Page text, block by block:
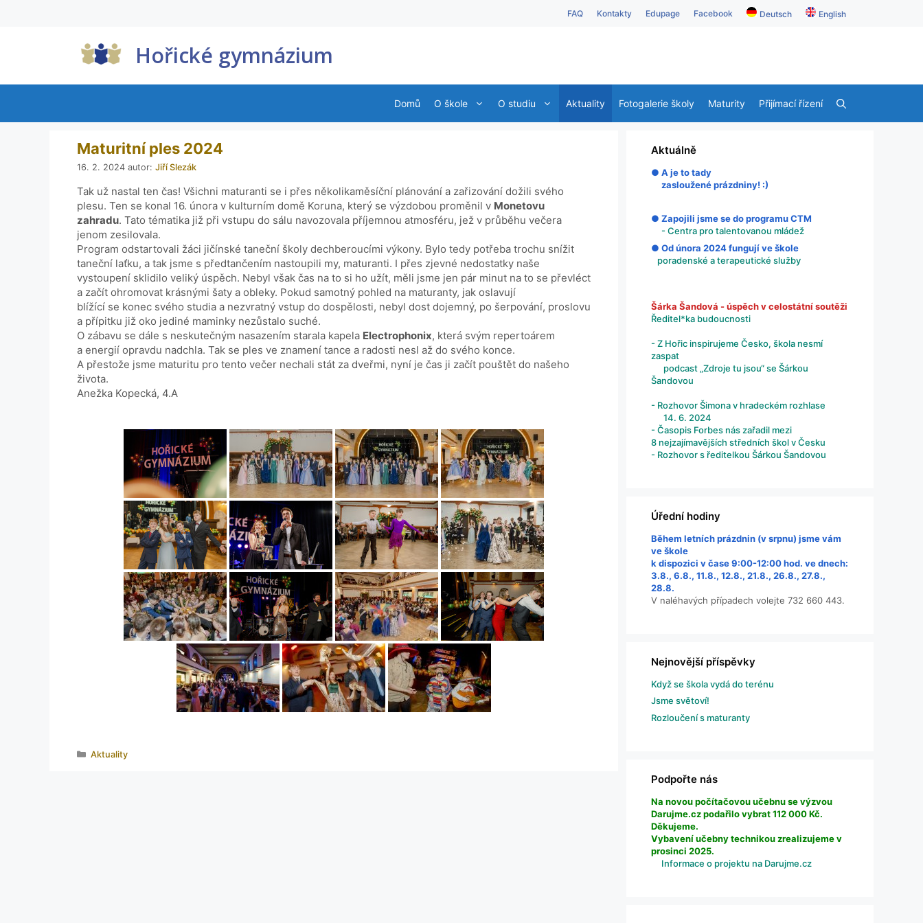
FAQ Kontakty Edupage Facebook Deutsch English
Hořické gymnázium
Domů O škole O studiu Aktuality Fotogalerie školy Maturity Přijímací řízení
Maturitní ples 2024
16. 2. 2024 autor: Jiří Slezák
Tak už nastal ten čas! Všichni maturanti se i přes několikaměsíční plánování a zařizování dožili svého
plesu. Ten se konal 16. února v kulturním domě Koruna, který se výzdobou proměnil v Monetovu
zahradu. Tato tématika již při vstupu do sálu navozovala příjemnou atmosféru, jež v průběhu večera
jenom zesilovala.
Program odstartovali žáci jičínské taneční školy dechberoucími výkony. Bylo tedy potřeba trochu snížit
taneční laťku, a tak jsme s předtančením nastoupili my, maturanti. I přes zjevné nedostatky naše
vystoupení sklidilo veliký úspěch. Nebyl však čas na to si ho užít, měli jsme jen pár minut na to se převléct
a začít ohromovat krásnými šaty a obleky. Pokud samotný pohled na maturanty, jak oslavují
blížící se konec svého studia a nezvratný vstup do dospělosti, nebyl dost dojemný, po šerpování, proslovu
a přípitku již oko jediné maminky nezůstalo suché.
O zábavu se dále s neskutečným nasazením starala kapela Electrophonix, která svým repertoárem
a energií opravdu nadchla. Tak se ples ve znamení tance a radosti nesl až do svého konce.
A přestože jsme maturitu pro tento večer nechali stát za dveřmi, nyní je čas ji začít pouštět do našeho
života.
Anežka Kopecká, 4.A
Aktuality
Aktuálně
● A je to tady
zasloužené prázdniny! :)
● Zapojili jsme se do programu CTM
- Centra pro talentovanou mládež
● Od února 2024 fungují ve škole
poradenské a terapeutické služby
Šárka Šandová - úspěch v celostátní soutěži
Ředitel*ka budoucnosti
- Z Hořic inspirujeme Česko, škola nesmí
zaspat
podcast „Zdroje tu jsou“ se Šárkou
Šandovou
- Rozhovor Šimona v hradeckém rozhlase
14. 6. 2024
- Časopis Forbes nás zařadil mezi
8 nejzajímavějších středních škol v Česku
- Rozhovor s ředitelkou Šárkou Šandovou
Úřední hodiny
Během letních prázdnin (v srpnu) jsme vám
ve škole
k dispozici v čase 9:00-12:00 hod. ve dnech:
3.8., 6.8., 11.8., 12.8., 21.8., 26.8., 27.8.,
28.8.
V naléhavých případech volejte 732 660 443.
Nejnovější příspěvky
Když se škola vydá do terénu
Jsme světoví!
Rozloučení s maturanty
Podpořte nás
Na novou počítačovou učebnu se výzvou
Darujme.cz podařilo vybrat 112 000 Kč.
Děkujeme.
Vybavení učebny technikou zrealizujeme v
prosinci 2025.
Informace o projektu na Darujme.cz